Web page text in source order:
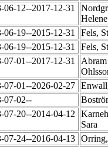
06-12--2017-12-31
06-19--2015-12-31
Fels,
06-19--2015-12-31
Fels,
07-01--2017-12-31
Abram
07-01--2026-02-27
07-02--
07-20--2014-04-12
Sara
07-24--2016-04-13